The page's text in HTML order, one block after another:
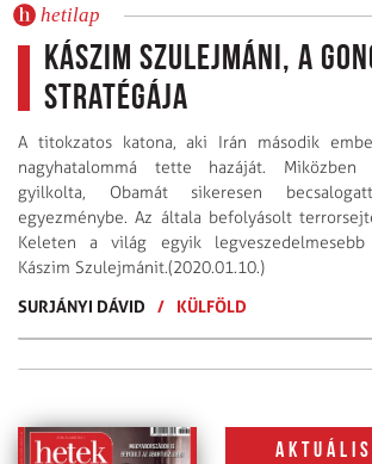
hetilap
Kászim Szulejmáni, a
stratégája
A titokzatos katona, aki Irán második
nagyhatalommá tette hazáját. Miközben
gyilkolta, Obamát sikeresen
egyezménybe. Az általa befolyásolt
Keleten a világ egyik
Kászim Szulejmánit.(2020.01.10.)
SURJÁNYI DÁVID
/ KÜLFÖLD